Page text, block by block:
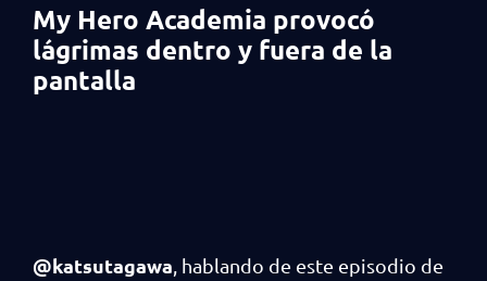
My Hero Academia provocó
lágrimas dentro y fuera de la
pantalla
@katsutagawa , hablando de este episodio de